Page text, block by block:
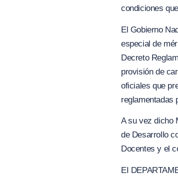
condiciones
El Gobierno
especial de
Decreto
provisión de
oficiales que
reglamentadas
A su vez dicho
de Desarrollo
Docentes y el
EI